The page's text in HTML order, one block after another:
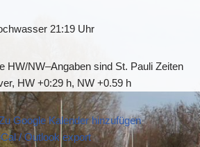
21:19 Uhr
HW/NW–Angaben sind St. Pauli Zeiten
HW +0:29 h, NW +0.59 h
Google Kalender hinzufügen
/ Outlook export